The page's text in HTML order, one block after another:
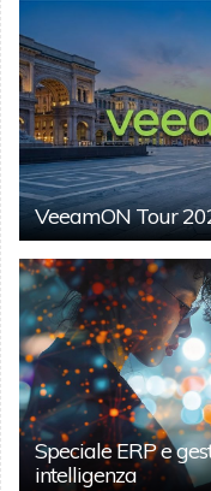
VeeamON Tour
Speciale ERP e
intelligenza